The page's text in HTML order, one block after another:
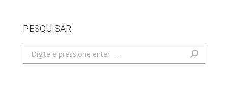
PESQUISAR
Search: